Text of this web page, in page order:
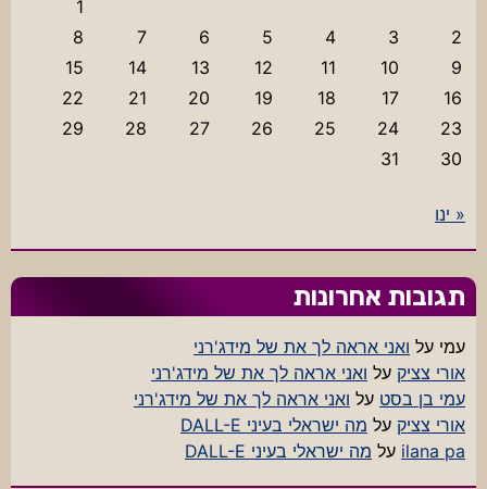
1
2
3
4
5
6
7
8
9
10
11
12
13
14
15
16
17
18
19
20
21
22
23
24
25
26
27
28
29
30
31
« ינו
תגובות אחרונות
עמי על ואני אראה לך את של מידג'רני
אורי צציק על ואני אראה לך את של מידג'רני
עמי בן בסט על ואני אראה לך את של מידג'רני
אורי צציק על מה ישראלי בעיני DALL-E
ilana pa על מה ישראלי בעיני DALL-E